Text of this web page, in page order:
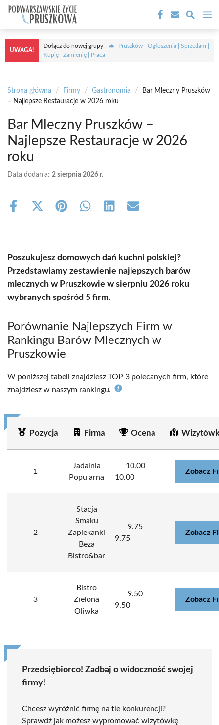
Przejdź
treści
UWAGA!
Dołącz do nowej grupy
Pruszków - Ogłoszenia | Sprzedam |
Kupię | Zamienię | Praca
Strona główna / Firmy / Gastronomia /
Bar Mleczny Pruszków
– Najlepsze Restauracje w 2026 roku
Bar Mleczny Pruszków –
Najlepsze Restauracje w 2026
roku
Data dodania: 2 sierpnia 2026 r.
Share
Share
(Twitter)
Share Share Share Share
Poszukujesz domowych dań kuchni polskiej?
Przedstawiamy zestawienie najlepszych barów
mlecznych w Pruszkowie w sierpniu 2026 roku
wybranych spośród 5 firm.
Porównanie Najlepszych Firm w
Rankingu Barów Mlecznych w
Pruszkowie
W poniższej tabeli znajdziesz TOP 3 polecanych firm, które
znajdziesz w naszym rankingu.
Pozycja Firma Ocena
1
Jadalnia
Popularna
10.00
10.00
Zobacz
2
Stacja
Smaku
Zapiekanki
Beza
Bistro&bar
9.75
9.75
Zobacz
3
Bistro
Zielona
Oliwka
9.50
9.50
Zobacz
Przedsiębiorco! Zadbaj o widoczność swojej
firmy!
Chcesz wyróżnić firmę na tle konkurencji?
Sprawdź jak możesz wypromować wizytówkę